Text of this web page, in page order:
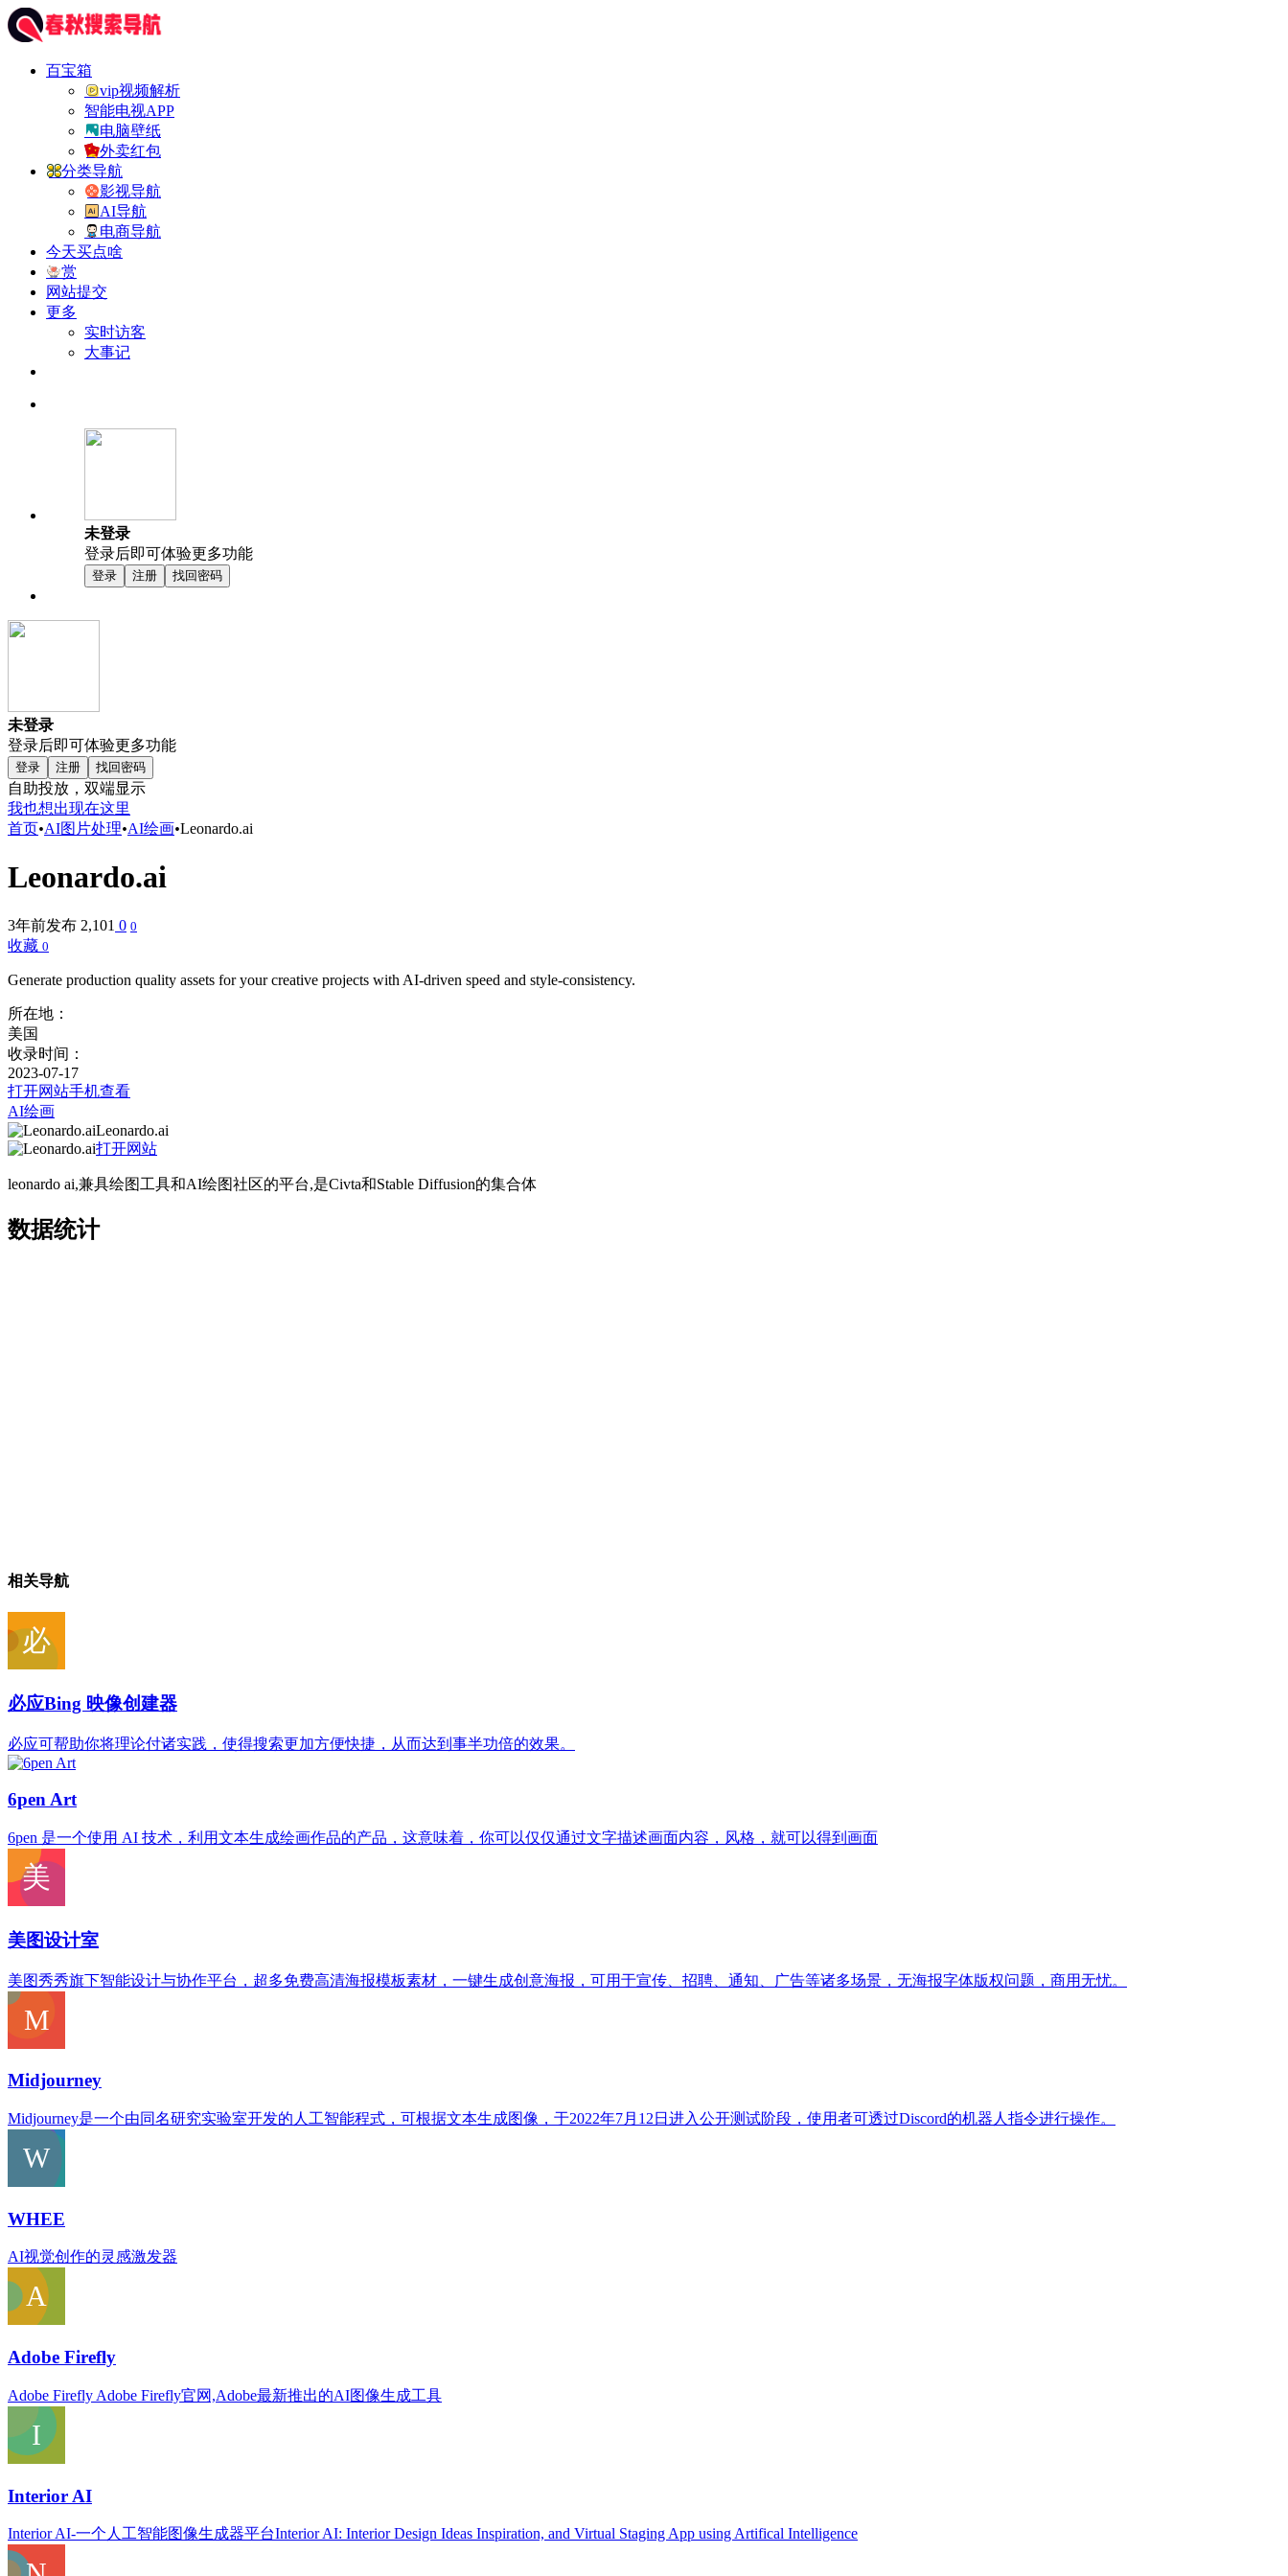
百宝箱
vip视频解析
智能电视APP
电脑壁纸
外卖红包
分类导航
影视导航
AI导航
电商导航
今天买点啥
赏
网站提交
更多
实时访客
大事记
未登录
登录后即可体验更多功能
登录 注册 找回密码
未登录
登录后即可体验更多功能
登录 注册 找回密码
自助投放，双端显示
我也想出现在这里
首页•AI图片处理•AI绘画•Leonardo.ai
Leonardo.ai
3年前发布 2,101 0 0
收藏 0
Generate production quality assets for your creative projects with AI-driven speed and style-consistency.
所在地：
美国
收录时间：
2023-07-17
打开网站手机查看
AI绘画
Leonardo.ai
打开网站
leonardo ai,兼具绘图工具和AI绘图社区的平台,是Civta和Stable Diffusion的集合体
数据统计
相关导航
必应Bing 映像创建器
必应可帮助你将理论付诸实践，使得搜索更加方便快捷，从而达到事半功倍的效果。
6pen Art
6pen 是一个使用 AI 技术，利用文本生成绘画作品的产品，这意味着，你可以仅仅通过文字描述画面内容，风格，就可以得到画面
美图设计室
美图秀秀旗下智能设计与协作平台，超多免费高清海报模板素材，一键生成创意海报，可用于宣传、招聘、通知、广告等诸多场景，无海报字体版权问题，商用无忧。
Midjourney
Midjourney是一个由同名研究实验室开发的人工智能程式，可根据文本生成图像，于2022年7月12日进入公开测试阶段，使用者可透过Discord的机器人指令进行操作。
WHEE
AI视觉创作的灵感激发器
Adobe Firefly
Adobe Firefly Adobe Firefly官网,Adobe最新推出的AI图像生成工具
Interior AI
Interior AI-一个人工智能图像生成器平台Interior AI: Interior Design Ideas Inspiration, and Virtual Staging App using Artifical Intelligence